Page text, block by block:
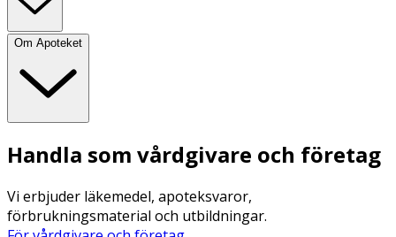
Om Apoteket
Handla som vårdgivare och företag
Vi erbjuder läkemedel, apoteksvaror,
förbrukningsmaterial och utbildningar.